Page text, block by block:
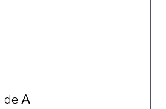
de A